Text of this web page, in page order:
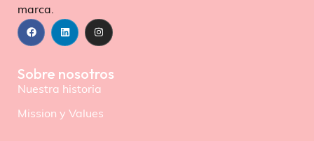
marca.
Sobre nosotros
Nuestra historia
Mission y Values